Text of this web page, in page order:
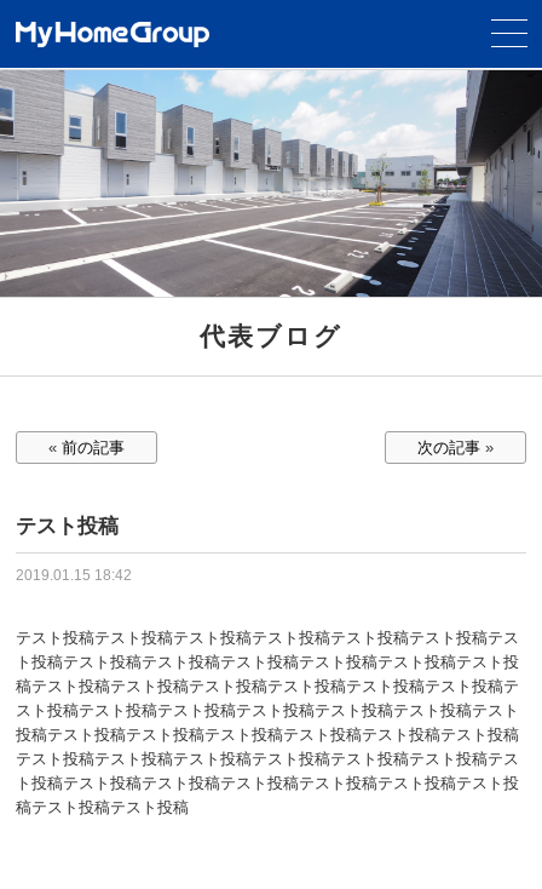
代表ブログ
«前の記事 次の記事»
テスト投稿
2019.01.15 18:42
テスト投稿テスト投稿テスト投稿テスト投稿テスト投稿テスト投稿テス
ト投稿テスト投稿テスト投稿テスト投稿テスト投稿テスト投稿テスト投
稿テスト投稿テスト投稿テスト投稿テスト投稿テスト投稿テスト投稿テ
スト投稿テスト投稿テスト投稿テスト投稿テスト投稿テスト投稿テスト
投稿テスト投稿テスト投稿テスト投稿テスト投稿テスト投稿テスト投稿
テスト投稿テスト投稿テスト投稿テスト投稿テスト投稿テスト投稿テス
ト投稿テスト投稿テスト投稿テスト投稿テスト投稿テスト投稿テスト投
稿テスト投稿テスト投稿